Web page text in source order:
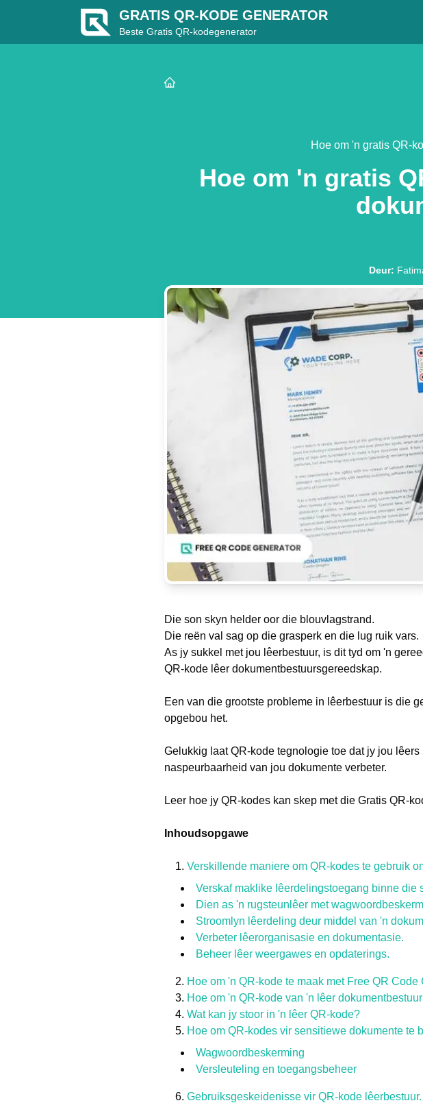
GRATIS QR-KODE GENERATOR
Beste Gratis QR-kodegenerator
Hoe om 'n gratis QR-
Hoe om 'n gratis
Deur:
Die son skyn helder oor die blouvlagstrand.
Die reën val sag op die grasperk en die lug ruik vars.
As jy sukkel met jou lêerbestuur, is dit tyd om 'n
QR-kode lêer dokumentbestuursgereedskap.
Een van die grootste probleme in lêerbestuur is die
opgebou het.
Gelukkig laat QR-kode tegnologie toe dat jy jou
naspeurbaarheid van jou dokumente verbeter.
Leer hoe jy QR-kodes kan skep met die Gratis QR-
Inhoudsopgawe
Verskillende maniere om QR-kodes te gebruik
Verskaf maklike lêerdelingstoegang binne die
Dien as 'n rugsteunlêer met
Stroomlyn lêerdeling deur middel van 'n
Verbeter lêerorganisasie en dokumentasie.
Beheer lêer weergawes en opdaterings.
Hoe om 'n QR-kode te maak met Free QR Code
Hoe om 'n QR-kode van 'n lêer
Wat kan jy stoor in 'n lêer QR-kode?
Hoe om QR-kodes vir sensitiewe dokumente te
Wagwoordbeskerming
Versleuteling en toegangsbeheer
Gebruiksgeskeidenisse vir QR-kode lêerbestuur.